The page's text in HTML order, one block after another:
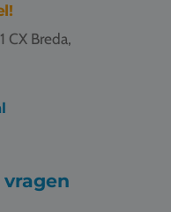
CX Breda,